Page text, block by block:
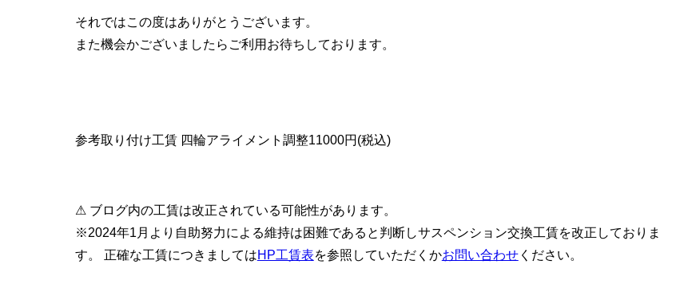
それではこの度はありがとうございます。
また機会かございましたらご利用お待ちしております。
参考取り付け工賃 四輪アライメント調整11000円(税込)
⚠ ブログ内の工賃は改正されている可能性があります。
※2024年1月より自助努力による維持は困難であると判断しサスペンション交換工賃を改正しておりま
す。 正確な工賃につきましてはHP工賃表を参照していただくかお問い合わせください。